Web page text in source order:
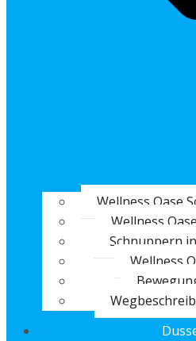
Wellness Oase
Wellness
Schnuppern
Wellness